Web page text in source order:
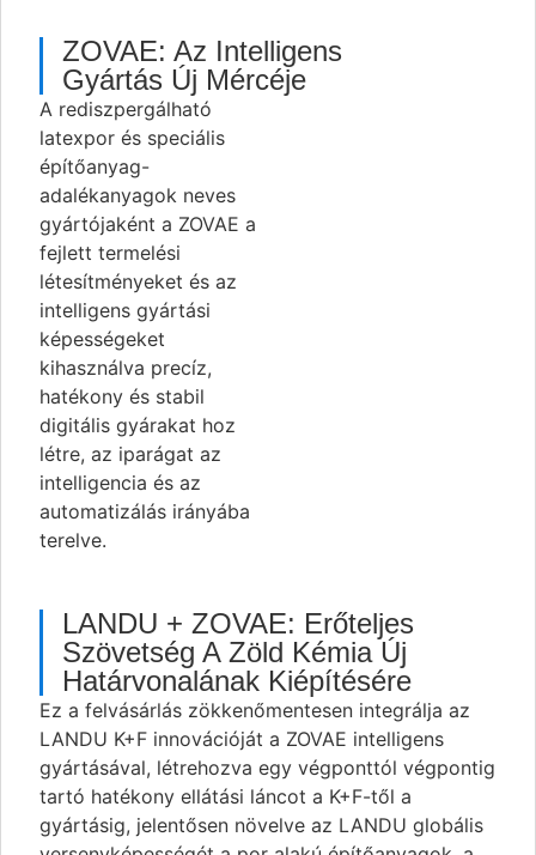
ZOVAE: Az Intelligens
Gyártás Új Mércéje
A rediszpergálható
latexpor és speciális
építőanyag-
adalékanyagok neves
gyártójaként a ZOVAE a
fejlett termelési
létesítményeket és az
intelligens gyártási
képességeket
kihasználva precíz,
hatékony és stabil
digitális gyárakat hoz
létre, az iparágat az
intelligencia és az
automatizálás irányába
terelve.
LANDU + ZOVAE: Erőteljes
Szövetség A Zöld Kémia Új
Határvonalának Kiépítésére
Ez a felvásárlás zökkenőmentesen integrálja az
LANDU K+F innovációját a ZOVAE intelligens
gyártásával, létrehozva egy végponttól végpontig
tartó hatékony ellátási láncot a K+F-től a
gyártásig, jelentősen növelve az LANDU globális